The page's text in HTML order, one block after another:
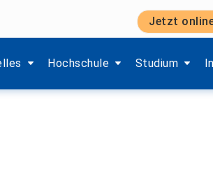
Jetzt
Menü-Unterpunkte von 'Aktuelles'.
Hochschule
Zeige Menü-Unterpunkte von
Studium
Zeige Menü-